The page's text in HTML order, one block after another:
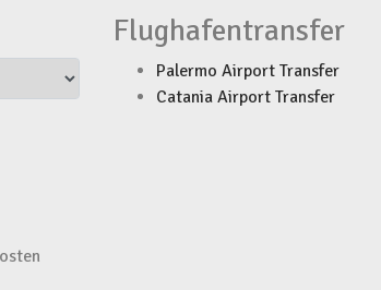
Flughafentransfer
Palermo Airport Transfer
Catania Airport Transfer